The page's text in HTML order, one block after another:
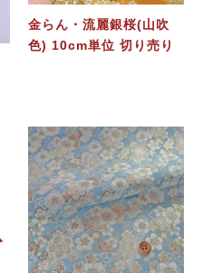
金らん・流麗銀桜(山吹
色) 10cm単位 切り売り